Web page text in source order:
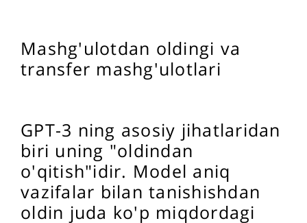
Mashg'ulotdan oldingi va
transfer mashg'ulotlari
GPT-3 ning asosiy jihatlaridan
biri uning "oldindan
o'qitish"idir. Model aniq
vazifalar bilan tanishishdan
oldin juda ko'p miqdordagi